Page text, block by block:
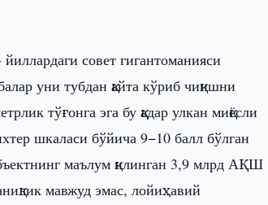
совет гигантоманияси
уни тубдан қайта кўриб чиқишни
тўғонга эга бу қадар улкан миқёсли
шкаласи бўйича 9−10 балл бўлган
маълум қилинган 3,9 млрд АҚШ
мавжуд эмас, лойиҳавий